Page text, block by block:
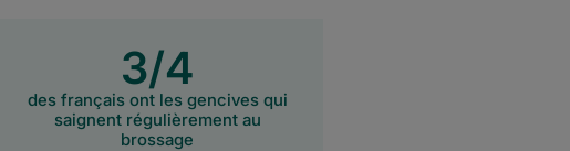
3/4
des français ont les gencives qui
saignent régulièrement au
brossage